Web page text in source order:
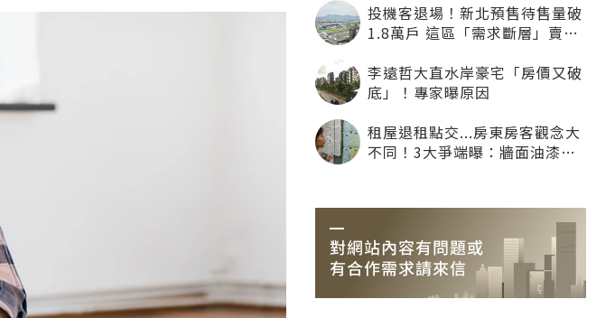
投機客退場！新北預售待售量破
1.8萬戶 這區「需求斷層」賣壓
李遠哲大直水岸豪宅「房價又破
底」！專家曝原因
租屋退租點交...房東房客觀念大
不同！3大爭端曝：牆面油漆、